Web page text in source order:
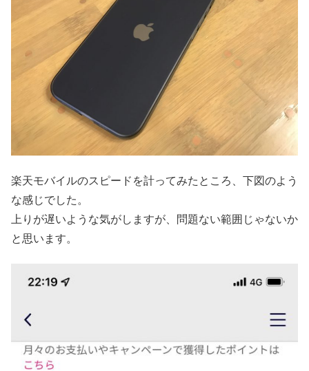
楽天モバイルのスピードを計ってみたところ、下図のよう
な感じでした。
上りが遅いような気がしますが、問題ない範囲じゃないか
と思います。